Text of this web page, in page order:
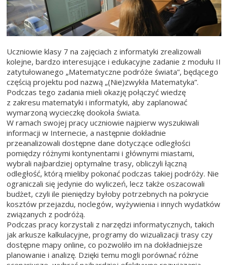
Uczniowie klasy 7 na zajęciach z informatyki zrealizowali
kolejne, bardzo interesujące i edukacyjne zadanie z modułu II
zatytułowanego „Matematyczne podróże świata”, będącego
częścią projektu pod nazwą „(Nie)zwykła Matematyka”.
Podczas tego zadania mieli okazję połączyć wiedzę
z zakresu matematyki i informatyki, aby zaplanować
wymarzoną wycieczkę dookoła świata.
W ramach swojej pracy uczniowie najpierw wyszukiwali
informacji w Internecie, a następnie dokładnie
przeanalizowali dostępne dane dotyczące odległości
pomiędzy różnymi kontynentami i głównymi miastami,
wybrali najbardziej optymalne trasy, obliczyli łączną
odległość, którą mieliby pokonać podczas takiej podróży. Nie
ograniczali się jedynie do wyliczeń, lecz także oszacowali
budżet, czyli ile pieniędzy byłoby potrzebnych na pokrycie
kosztów przejazdu, noclegów, wyżywienia i innych wydatków
związanych z podróżą.
Podczas pracy korzystali z narzędzi informatycznych, takich
jak arkusze kalkulacyjne, programy do wizualizacji trasy czy
dostępne mapy online, co pozwoliło im na dokładniejsze
planowanie i analizę. Dzięki temu mogli porównać różne